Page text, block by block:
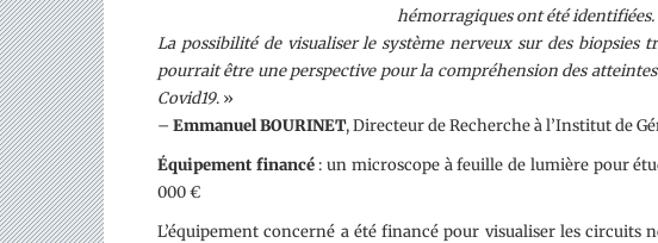
hémorragiques ont été identifiées.
La possibilité de visualiser le système nerveux sur des biopsies
pourrait être une perspective pour la compréhension des
Covid19. »
– Emmanuel BOURINET, Directeur de Recherche à l’Institut de
Équipement financé: un microscope à feuille de lumière pour
000 €
L’équipement concerné a été financé pour visualiser les circuits